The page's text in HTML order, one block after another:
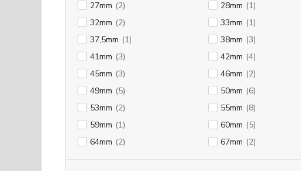
27mm (2) 28mm (1)
32mm (2) 33mm (1)
37,5mm (1) 38mm (3)
41mm (3) 42mm (4)
45mm (3) 46mm (2)
49mm (5) 50mm (6)
53mm (2) 55mm (8)
59mm (1) 60mm (5)
64mm (2) 67mm (2)